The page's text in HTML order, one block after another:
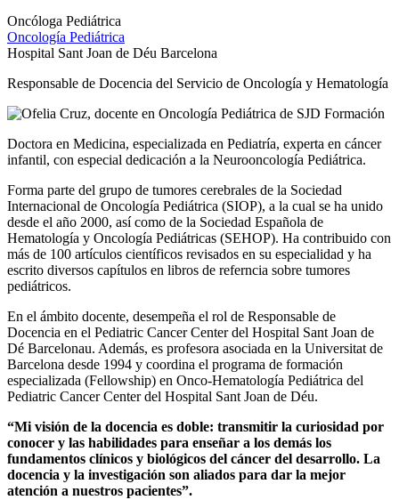
Oncóloga Pediátrica
Oncología Pediátrica
Hospital Sant Joan de Déu Barcelona
Responsable de Docencia del Servicio de Oncología y Hematología
Doctora en Medicina, especializada en Pediatría, experta en cáncer
infantil, con especial dedicación a la Neurooncología Pediátrica.
Forma parte del grupo de tumores cerebrales de la Sociedad
Internacional de Oncología Pediátrica (SIOP), a la cual se ha unido
desde el año 2000, así como de la Sociedad Española de
Hematología y Oncología Pediátricas (SEHOP). Ha contribuido con
más de 100 artículos científicos revisados en su especialidad y ha
escrito diversos capítulos en libros de referncia sobre tumores
pediátricos.
En el ámbito docente, desempeña el rol de Responsable de
Docencia en el Pediatric Cancer Center del Hospital Sant Joan de
Dé Barcelonau. Además, es profesora asociada en la Universitat de
Barcelona desde 1994 y coordina el programa de formación
especializada (Fellowship) en Onco-Hematología Pediátrica del
Pediatric Cancer Center del Hospital Sant Joan de Déu.
“Mi visión de la docencia es doble: transmitir la curiosidad por
conocer y las habilidades para enseñar a los demás los
fundamentos clínicos y biológicos del cáncer del desarrollo. La
docencia y la investigación son aliados para dar la mejor
atención a nuestros pacientes”.